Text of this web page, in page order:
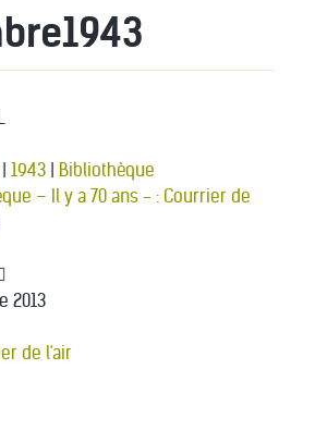
1943 Bibliothèque
2013
de l'air